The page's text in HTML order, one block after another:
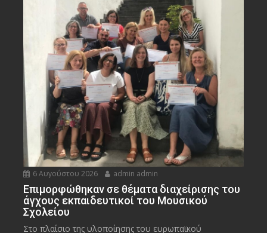
6 Αυγούστου 2026 admin admin
Eπιμορφώθηκαν σε θέματα διαχείρισης του
άγχους εκπαιδευτικοί του Μουσικού
Σχολείου
Στο πλαίσιο της υλοποίησης του ευρωπαϊκού